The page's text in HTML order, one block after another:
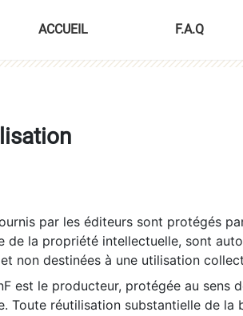
ACCUEIL F.A.Q
par les éditeurs sont protégés
la propriété intellectuelle, sont
non destinées à une utilisation
est le producteur, protégée au sens
Toute réutilisation substantielle de la